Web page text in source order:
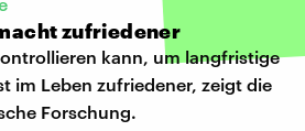
zufriedener
kann, um langfristige
im Leben zufriedener, zeigt die
Forschung.